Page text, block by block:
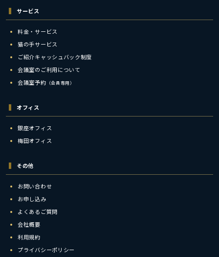
サービス
料金・サービス
猫の手サービス
ご紹介キャッシュバック制度
会議室のご利用について
会議室予約 （会員専用）
オフィス
銀座オフィス
梅田オフィス
その他
お問い合わせ
お申し込み
よくあるご質問
会社概要
利用規約
プライバシーポリシー